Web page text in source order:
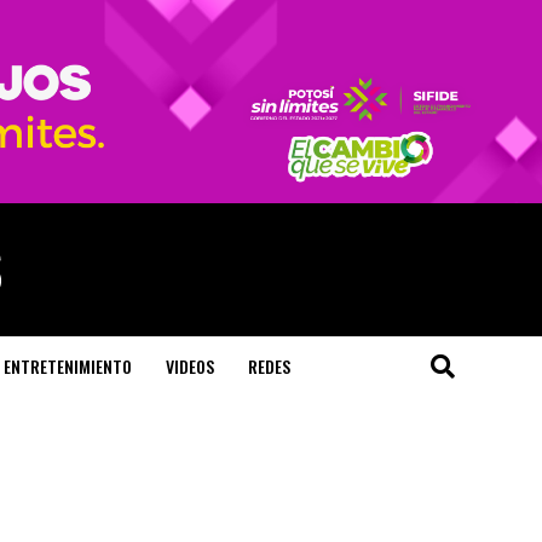
ENTRETENIMIENTO VIDEOS REDES